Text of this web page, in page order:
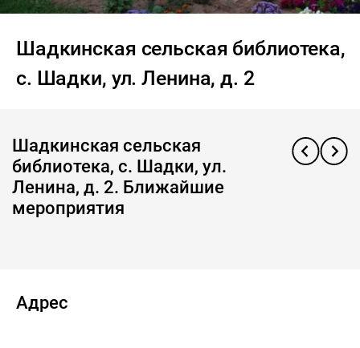
Шадкинская сельская библиотека,
с. Шадки, ул. Ленина, д. 2
Шадкинская сельская
библиотека, с. Шадки, ул.
Ленина, д. 2. Ближайшие
мероприятия
Адрес